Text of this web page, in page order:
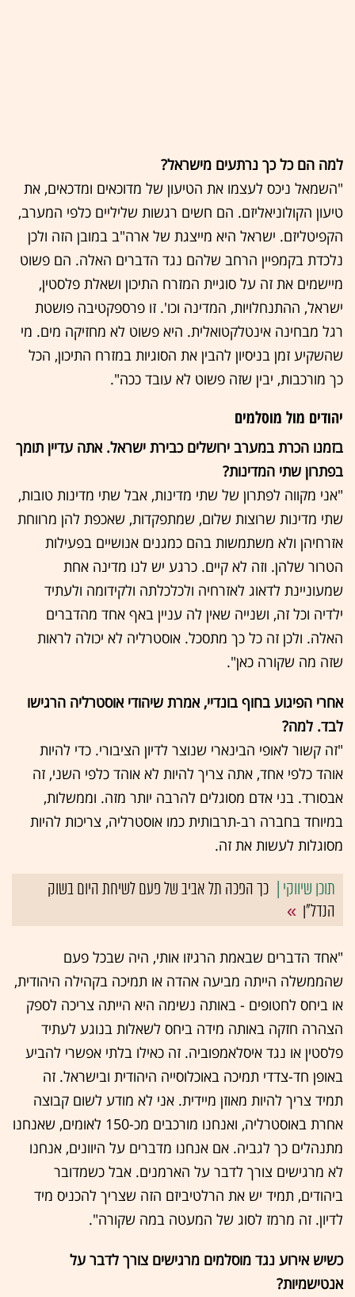
למה הם כל כך נרתעים מישראל?
"השמאל ניכס לעצמו את הטיעון של מדוכאים ומדכאים, את
טיעון הקולוניאליזם. הם חשים רגשות שליליים כלפי המערב,
הקפיטליזם. ישראל היא מייצגת של ארה"ב במובן הזה ולכן
נלכדת בקמפיין הרחב שלהם נגד הדברים האלה. הם פשוט
מיישמים את זה על סוגיית המזרח התיכון ושאלת פלסטין,
ישראל, ההתנחלויות, המדינה וכו'. זו פרספקטיבה פושטת
רגל מבחינה אינטלקטואלית. היא פשוט לא מחזיקה מים. מי
שהשקיע זמן בניסיון להבין את הסוגיות במזרח התיכון, הכל
כך מורכבות, יבין שזה פשוט לא עובד ככה".
יהודים מול מוסלמים
בזמנו הכרת במערב ירושלים כבירת ישראל. אתה עדיין תומך
בפתרון שתי המדינות?
"אני מקווה לפתרון של שתי מדינות, אבל שתי מדינות טובות,
שתי מדינות שרוצות שלום, שמתפקדות, שאכפת להן מרווחת
אזרחיהן ולא משתמשות בהם כמגנים אנושיים בפעילות
הטרור שלהן. וזה לא קיים. כרגע יש לנו מדינה אחת
שמעוניינת לדאוג לאזרחיה ולכלכלתה ולקידומה ולעתיד
ילדיה וכל זה, ושנייה שאין לה עניין באף אחד מהדברים
האלה. ולכן זה כל כך מתסכל. אוסטרליה לא יכולה לראות
שזה מה שקורה כאן".
אחרי הפיגוע בחוף בונדיי, אמרת שיהודי אוסטרליה הרגישו
לבד. למה?
"זה קשור לאופי הבינארי שנוצר לדיון הציבורי. כדי להיות
אוהד כלפי אחד, אתה צריך להיות לא אוהד כלפי השני, זה
אבסורד. בני אדם מסוגלים להרבה יותר מזה. וממשלות,
במיוחד בחברה רב-תרבותית כמו אוסטרליה, צריכות להיות
מסוגלות לעשות את זה.
כך הפכה תל אביב של פעם לשיחת היום בשוק
הנדל"ן
"אחד הדברים שבאמת הרגיזו אותי, היה שבכל פעם
שהממשלה הייתה מביעה אהדה או תמיכה בקהילה היהודית,
או ביחס לחטופים - באותה נשימה היא הייתה צריכה לספק
הצהרה חזקה באותה מידה ביחס לשאלות בנוגע לעתיד
פלסטין או נגד איסלאמפוביה. זה כאילו בלתי אפשרי להביע
באופן חד-צדדי תמיכה באוכלוסייה היהודית ובישראל. זה
תמיד צריך להיות מאוזן מיידית. אני לא מודע לשום קבוצה
אחרת באוסטרליה, ואנחנו מורכבים מכ-150 לאומים, שאנחנו
מתנהלים כך לגביה. אם אנחנו מדברים על היוונים, אנחנו
לא מרגישים צורך לדבר על הארמנים. אבל כשמדובר
ביהודים, תמיד יש את הרלטיביזם הזה שצריך להכניס מיד
לדיון. זה מרמז לסוג של המעטה במה שקורה".
כשיש אירוע נגד מוסלמים מרגישים צורך לדבר על
אנטישמיות?